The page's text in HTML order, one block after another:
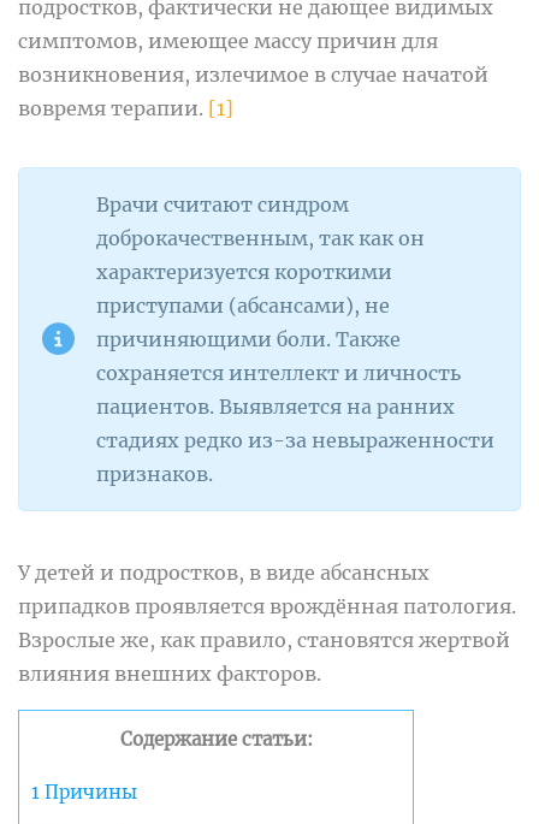
подростков, фактически не дающее видимых
симптомов, имеющее массу причин для
возникновения, излечимое в случае начатой
вовремя терапии. [1]
Врачи считают синдром
доброкачественным, так как он
характеризуется короткими
приступами (абсансами), не
причиняющими боли. Также
сохраняется интеллект и личность
пациентов. Выявляется на ранних
стадиях редко из-за невыраженности
признаков.
У детей и подростков, в виде абсансных
припадков проявляется врождённая патология.
Взрослые же, как правило, становятся жертвой
влияния внешних факторов.
Содержание статьи:
1 Причины